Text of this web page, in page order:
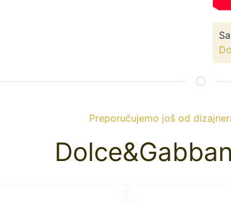
Preporučujemo još od